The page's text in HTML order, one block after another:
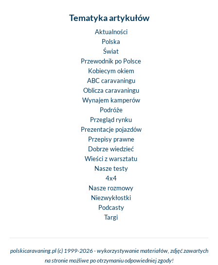
Tematyka artykułów
Aktualności
Polska
Świat
Przewodnik po Polsce
Kobiecym okiem
ABC caravaningu
Oblicza caravaningu
Wynajem kamperów
Podróże
Przegląd rynku
Prezentacje pojazdów
Przepisy prawne
Dobrze wiedzieć
Wieści z warsztatu
Nasze testy
4x4
Nasze rozmowy
Niezwykłostki
Podcasty
Targi
polskicaravaning.pl (c) 1999-2026 - wykorzystywanie materiałów, zdjęć zawartych
na stronie możliwe po otrzymaniu odpowiedniej zgody!